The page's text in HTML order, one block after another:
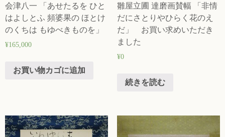
会津八一 「あせたるを ひと
はよしとふ 頻婆果の ほとけ
のくちは もゆべきものを」
¥165,000
お買い物カゴに追加
雛屋立圃 達磨画賛幅 「非情
だにさとりやひらく花のえ
だ」 お買い求めいただき
ました
¥0
続きを読む